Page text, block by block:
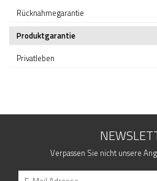
Rohre - Vollmaterial
Schrauben - Kleber - Chemikalien
Traversenhalter
Verbindungsstifte - Trägerplatten
Rücknahmegarantie
Produktgarantie
Privatleben
Verpassen Sie nicht unsere